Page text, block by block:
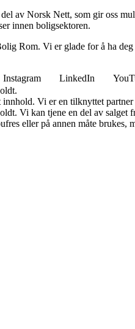
av Norsk Nett, som gir oss
innen boligsektoren.
Rom. Vi er glade for å ha
Instagram LinkedIn
Vi er en tilknyttet
Vi kan tjene en del av salget
eller på annen måte